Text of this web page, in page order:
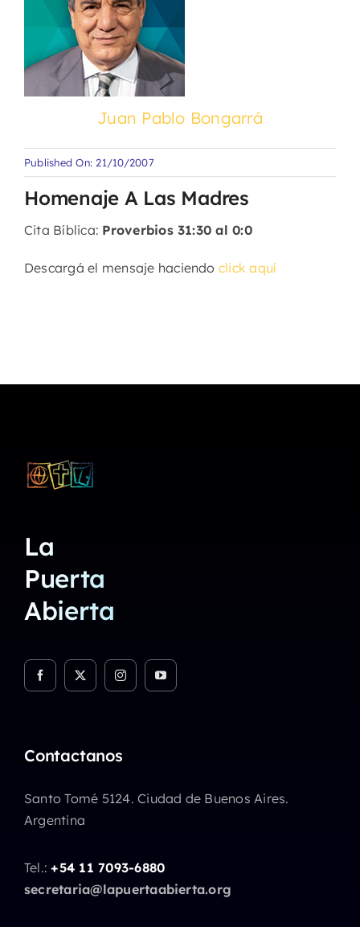
Juan Pablo Bongarrá
Published On: 21/10/2007
Homenaje A Las Madres
Cita Bíblica: Proverbios 31:30 al 0:0
Descargá el mensaje haciendo click aquí
La
Puerta
Abierta
Contactanos
Santo Tomé 5124. Ciudad de Buenos Aires.
Argentina
Tel.:+54 11 7093-6880
secretaria@lapuertaabierta.org